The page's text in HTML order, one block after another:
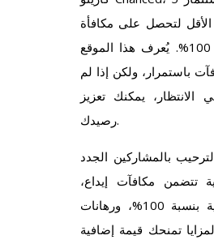
لتحصل على مكافأة
مجانية بنسبة 100%. يُعرف هذا الموقع
باستمرار، ولكن إذا لم
يمكنك تعزيز
رصيدك.
بالمشاركين الجدد
تتضمن مكافآت إيداع،
ودورات مجانية بنسبة 100%، ورهانات
تمنحك قيمة إضافية